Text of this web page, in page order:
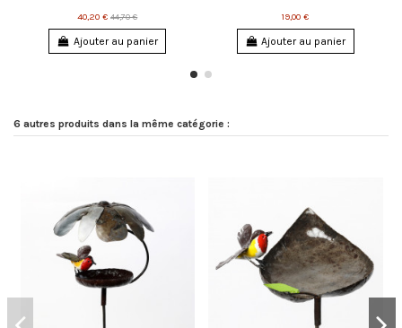
40,20 €44,70 €
Ajouter au panier
19,00 €
Ajouter au panier
6 autres produits dans la même catégorie :